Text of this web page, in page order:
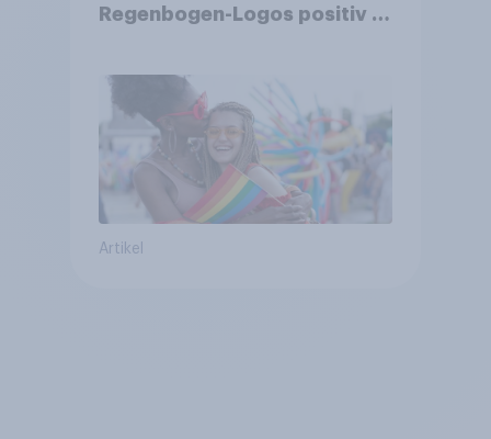
Regenbogen-Logos positiv –
Artikel